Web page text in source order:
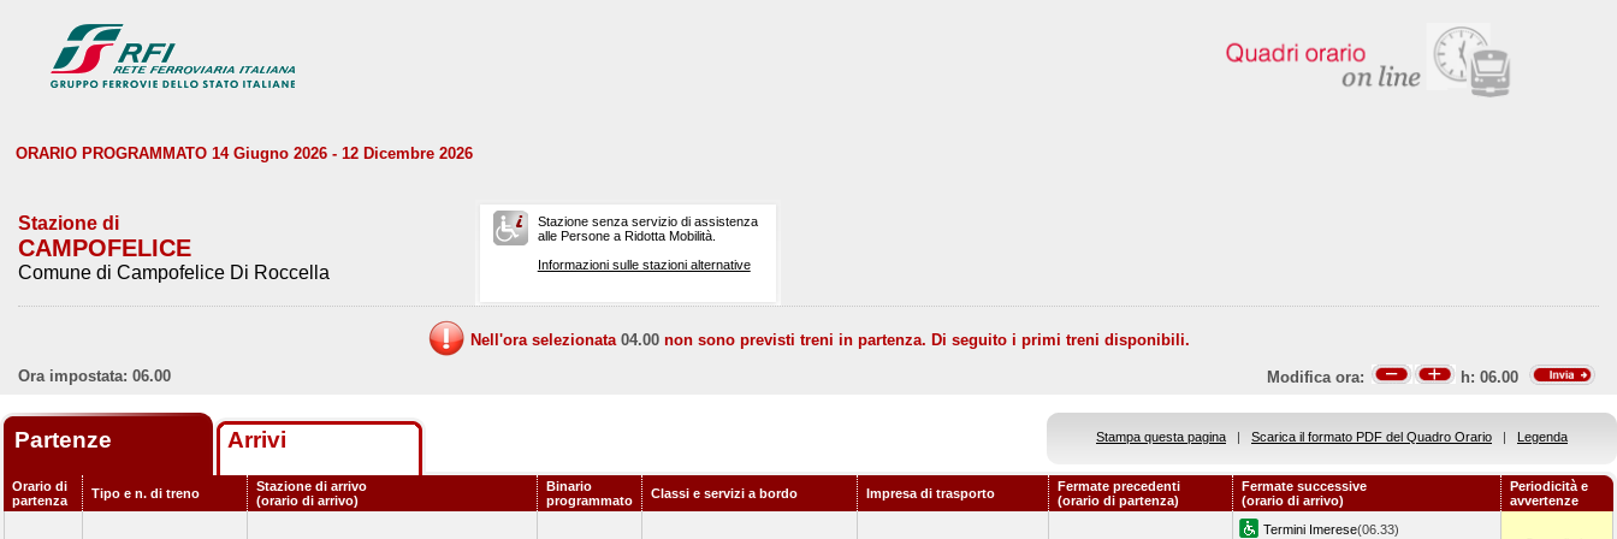
ORARIO PROGRAMMATO 14 Giugno 2026 - 12 Dicembre 2026
Stazione di
CAMPOFELICE
Comune di Campofelice Di Roccella
Stazione senza servizio di assistenza
alle Persone a Ridotta Mobilità.
Informazioni sulle stazioni alternative
Nell'ora selezionata 04.00 non sono previsti treni in partenza. Di seguito i primi treni disponibili.
Ora impostata: 06.00
Modifica ora: h: 06.00
Partenze Arrivi Stampa questa pagina | Scarica il formato PDF del Quadro Orario | Legenda
Orario di
partenza
Tipo e n. di treno
Stazione di arrivo
(orario di arrivo)
Binario
programmato
Classi e servizi a bordo Impresa di trasporto
Fermate precedenti
(orario di partenza)
Fermate successive
(orario di arrivo)
Periodicità e
avvertenze
Termini Imerese(06.33)